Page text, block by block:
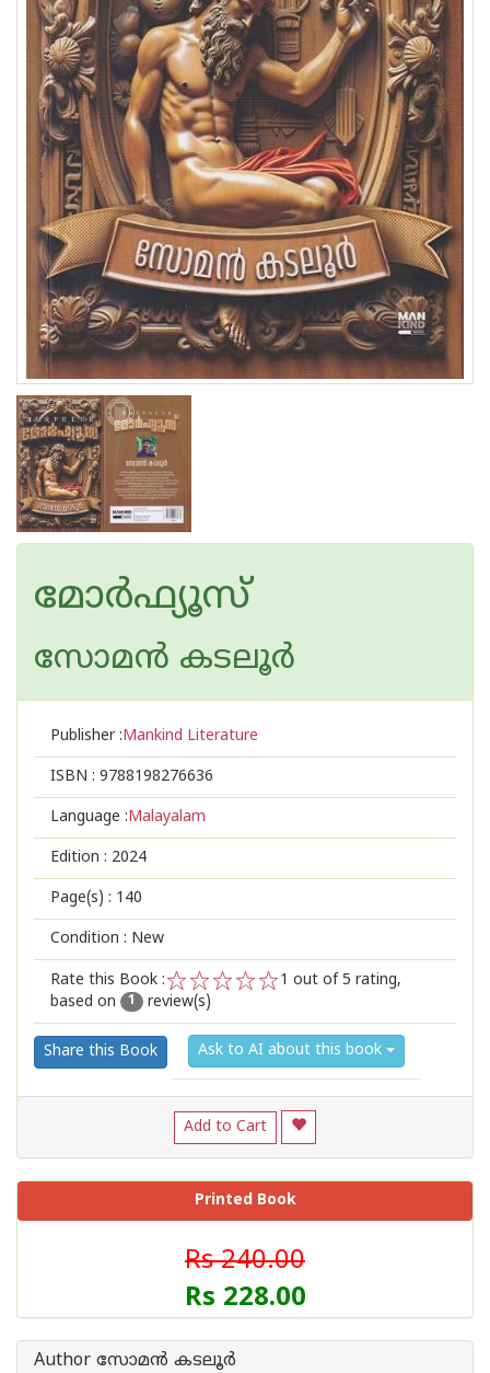
മോർഫ്യൂസ്
സോമന്‍ കടലൂര്‍
Publisher :Mankind Literature
ISBN : 9788198276636
Language :Malayalam
Edition : 2024
Page(s) : 140
Condition : New
Rate this Book :
2
1
1 out of 5 rating,
based on
1 review(s)
Share this Book Ask to AI about this book
Add to Cart
Printed Book
Rs 240.00
Rs 228.00
Author സോമന്‍ കടലൂര്‍